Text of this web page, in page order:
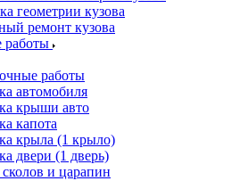
геометрии кузова
ремонт кузова
работы
работы
автомобиля
крыши авто
капота
крыла (1 крыло)
двери (1 дверь)
и царапин